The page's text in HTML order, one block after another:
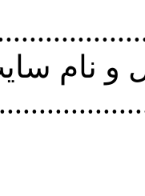
نام